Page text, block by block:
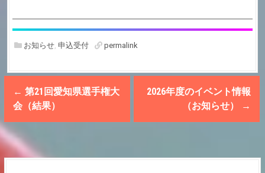
お知らせ, 申込受付 permalink
P
o
s
t
← 第21回愛知県選手権大
会（結果）
2026年度のイベント情報
（お知らせ）
→